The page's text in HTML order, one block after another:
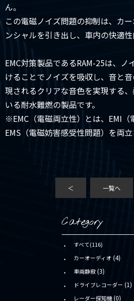
ん。
この電磁ノイズ問題の抑制は、カ
ンシャルを引き出し、車内の快適性
EMC対策製品であるRAM-25は、
けることでノイズを吸収し、音と
現されるクリアな音色を実現する
いる耐水難燃の製品です。
※EMC（電磁両立性）とは、EMI（
EMS（電磁妨害感受性問題）を両立
＜ 一覧へ
Category
すべて(116)
カーオーディオ (4)
車両静寂(3)
ドライブレコーダー (1)
レーダー探知機(0)